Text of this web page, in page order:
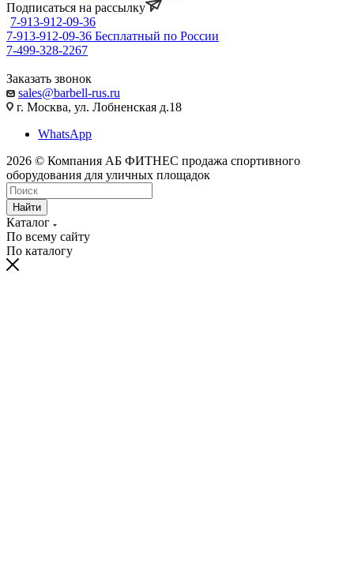
Подписаться на рассылку
7-913-912-09-36
7-913-912-09-36 Бесплатный по России
7-499-328-2267
Заказать звонок
sales@barbell-rus.ru
г. Москва, ул. Лобненская д.18
WhatsApp
2026 © Компания АБ ФИТНЕС продажа спортивного
оборудования для уличных площадок
Найти
Каталог
По всему сайту
По каталогу